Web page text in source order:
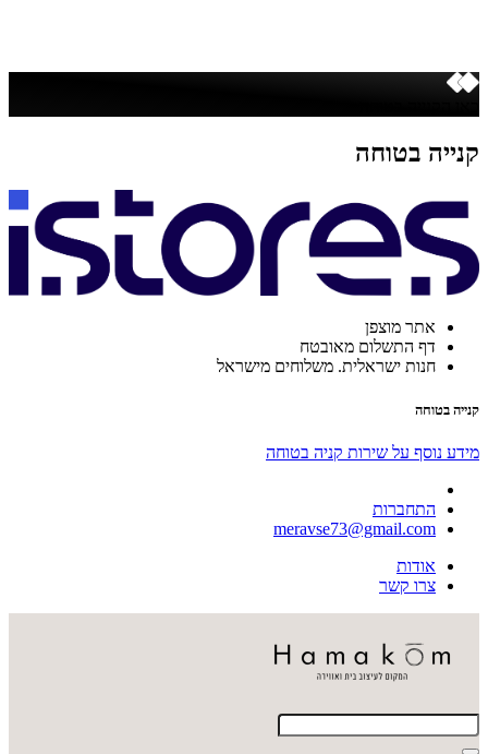
קנייה בטוחה
אתר מוצפן
דף התשלום מאובטח
חנות ישראלית. משלוחים מישראל
קנייה בטוחה
מידע נוסף על שירות קניה בטוחה
התחברות
meravse73@gmail.com
אודות
צרו קשר